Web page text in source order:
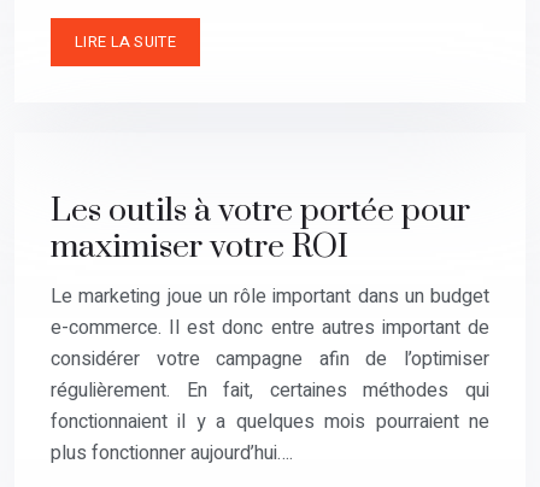
LIRE LA SUITE
Les outils à votre portée pour
maximiser votre ROI
Le marketing joue un rôle important dans un budget
e-commerce. Il est donc entre autres important de
considérer votre campagne afin de l’optimiser
régulièrement. En fait, certaines méthodes qui
fonctionnaient il y a quelques mois pourraient ne
plus fonctionner aujourd’hui….